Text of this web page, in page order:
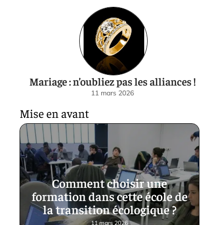
Mariage : n’oubliez pas les alliances !
11 mars 2026
Mise en avant
Comment choisir une
formation dans cette école de
la transition écologique ?
11 mars 2026